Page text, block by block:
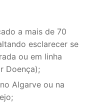
a mais de 70
esclarecer se
ou em linha
Doença);
Algarve ou na